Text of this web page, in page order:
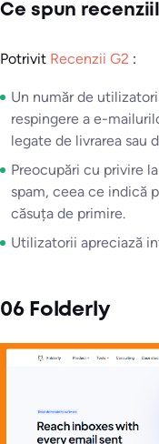
Ce spun
Potrivit Recenzii G2 :
Un număr de
respingere a e-
legate de livrarea sau
Preocupări cu privire
spam, ceea ce indică
căsuța de primire.
Utilizatorii apreciază
06 Folderly